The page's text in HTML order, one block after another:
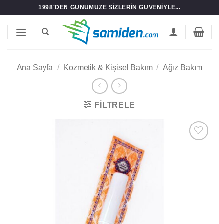
1998'DEN GÜNÜMÜZE SIZLERIN GÜVENIYLE...
Ana Sayfa / Kozmetik & Kişisel Bakım / Ağız Bakım
FILTRELE